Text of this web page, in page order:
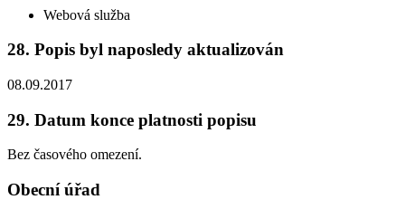
Webová služba
28. Popis byl naposledy aktualizován
08.09.2017
29. Datum konce platnosti popisu
Bez časového omezení.
Obecní úřad